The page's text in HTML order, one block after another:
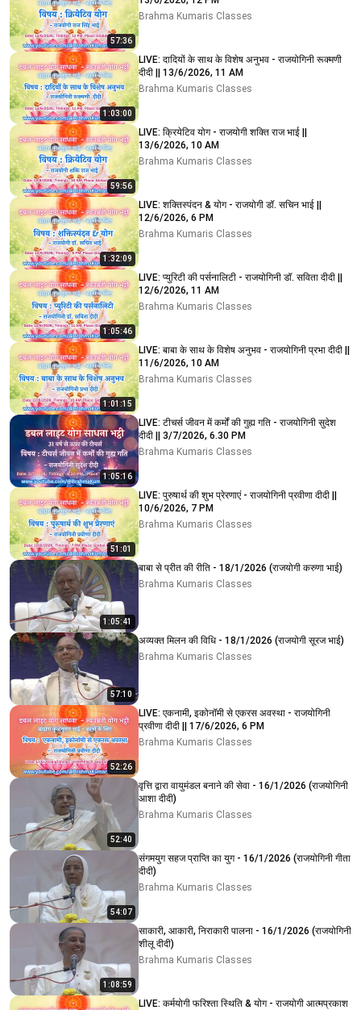
57:36
Brahma Kumaris Classes
1:03:00
LIVE: दादियों के साथ के विशेष अनुभव - राजयोगिनी रूक्मणी
दीदी || 13/6/2026, 11 AM
Brahma Kumaris Classes
59:56
LIVE: क्रियेटिव योग - राजयोगी शक्ति राज भाई ||
13/6/2026, 10 AM
Brahma Kumaris Classes
1:32:09
LIVE: शक्तिस्पंदन & योग - राजयोगी डॉ. सचिन भाई ||
12/6/2026, 6 PM
Brahma Kumaris Classes
1:05:46
LIVE: प्युरिटी की पर्सनालिटी - राजयोगिनी डॉ. सविता दीदी ||
12/6/2026, 11 AM
Brahma Kumaris Classes
1:01:15
LIVE: बाबा के साथ के विशेष अनुभव - राजयोगिनी प्रभा दीदी ||
11/6/2026, 10 AM
Brahma Kumaris Classes
1:05:16
LIVE: टीचर्स जीवन में कर्मों की गुह्य गति - राजयोगिनी सुदेश
दीदी || 3/7/2026, 6.30 PM
Brahma Kumaris Classes
51:01
LIVE: पुरुषार्थ की शुभ प्रेरणाएं - राजयोगिनी प्रवीणा दीदी ||
10/6/2026, 7 PM
Brahma Kumaris Classes
1:05:41
बाबा से प्रीत की रीति - 18/1/2026 (राजयोगी करुणा भाई)
Brahma Kumaris Classes
57:10
अव्यक्त मिलन की विधि - 18/1/2026 (राजयोगी सूरज भाई)
Brahma Kumaris Classes
52:26
LIVE: एकनामी, इकोनॉमी से एकरस अवस्था - राजयोगिनी
प्रवीणा दीदी || 17/6/2026, 6 PM
Brahma Kumaris Classes
52:40
वृत्ति द्वारा वायुमंडल बनाने की सेवा - 16/1/2026 (राजयोगिनी
आशा दीदी)
Brahma Kumaris Classes
54:07
संगमयुग सहज प्राप्ति का युग - 16/1/2026 (राजयोगिनी गीता
दीदी)
Brahma Kumaris Classes
1:08:59
साकारी, आकारी, निराकारी पालना - 16/1/2026 (राजयोगिनी
शीलू दीदी)
Brahma Kumaris Classes
LIVE: कर्मयोगी फरिश्ता स्थिति & योग - राजयोगी आत्मप्रकाश